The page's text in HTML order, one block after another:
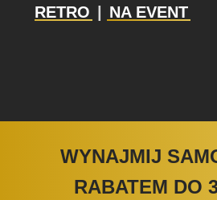
RETRO | NA EVENT
WYNAJMIJ
RABATEM DO